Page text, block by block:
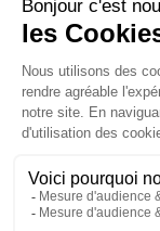
https://